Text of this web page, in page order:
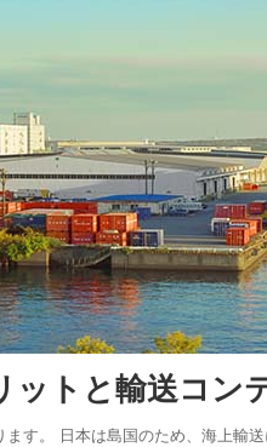
ットと輸送コン
す。 日本は島国のため、海上輸